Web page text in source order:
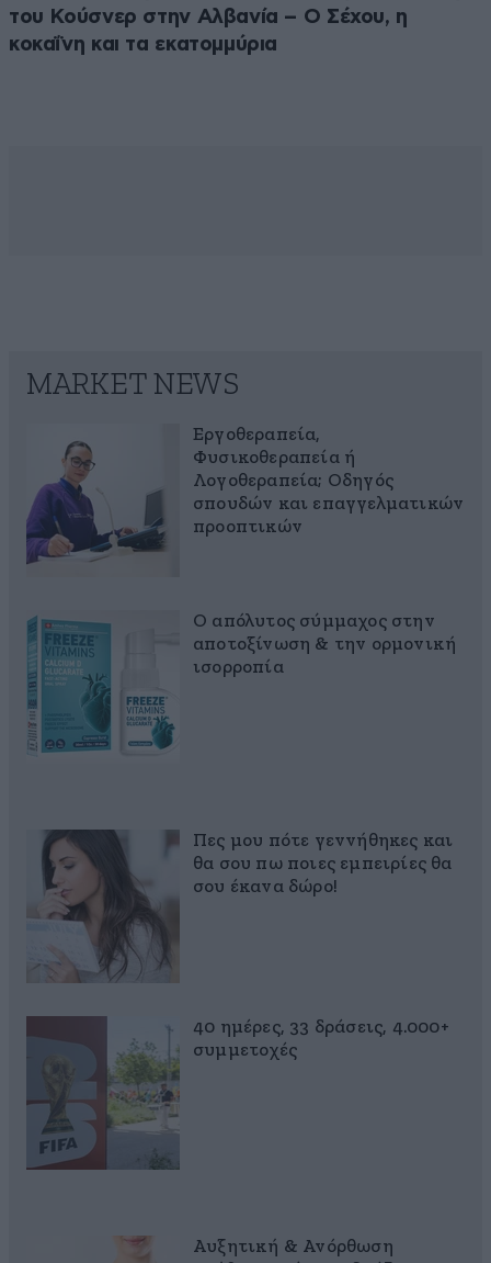
του Κούσνερ στην Αλβανία – Ο Σέχου, η
κοκαΐνη και τα εκατομμύρια
MARKET NEWS
Εργοθεραπεία,
Φυσικοθεραπεία ή
Λογοθεραπεία; Οδηγός
σπουδών και επαγγελματικών
προοπτικών
Ο απόλυτος σύμμαχος στην
αποτοξίνωση & την ορμονική
ισορροπία
Πες μου πότε γεννήθηκες και
θα σου πω ποιες εμπειρίες θα
σου έκανα δώρο!
40 ημέρες, 33 δράσεις, 4.000+
συμμετοχές
Αυξητική & Ανόρθωση